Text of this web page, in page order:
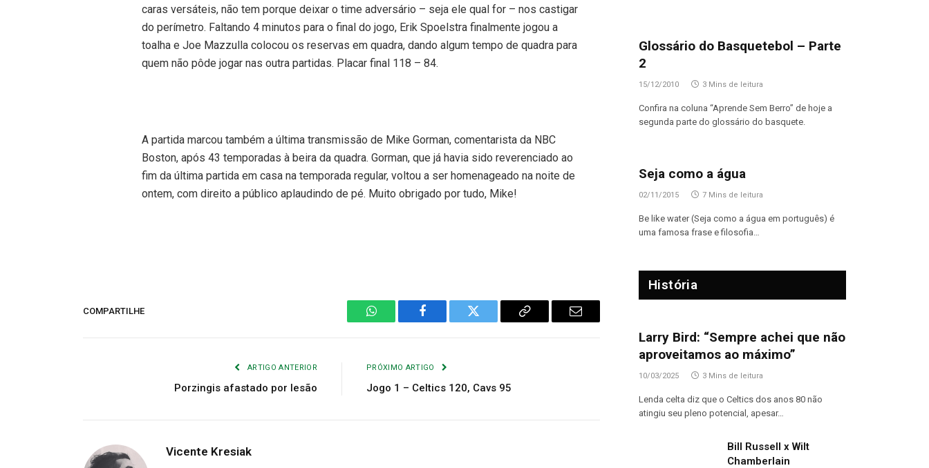
caras versáteis, não tem porque deixar o time adversário – seja ele qual for – nos castigar
do perímetro. Faltando 4 minutos para o final do jogo, Erik Spoelstra finalmente jogou a
toalha e Joe Mazzulla colocou os reservas em quadra, dando algum tempo de quadra para
quem não pôde jogar nas outra partidas. Placar final 118 – 84.
A partida marcou também a última transmissão de Mike Gorman, comentarista da NBC
Boston, após 43 temporadas à beira da quadra. Gorman, que já havia sido reverenciado ao
fim da última partida em casa na temporada regular, voltou a ser homenageado na noite de
ontem, com direito a público aplaudindo de pé. Muito obrigado por tudo, Mike!
COMPARTILHE
WhatsAppFacebook Twitter
Copiar
E-
ARTIGO ANTERIOR
Porzingis afastado por lesão
PRÓXIMO ARTIGO
Jogo 1 – Celtics 120, Cavs 95
Vicente Kresiak
Glossário do Basquetebol – Parte
2
15/12/2010 3 Mins de leitura
Confira na coluna “Aprende Sem Berro” de hoje a
segunda parte do glossário do basquete.
Seja como a água
02/11/2015 7 Mins de leitura
Be like water (Seja como a água em português) é
uma famosa frase e filosofia…
História
Larry Bird: “Sempre achei que não
aproveitamos ao máximo”
10/03/2025 3 Mins de leitura
Lenda celta diz que o Celtics dos anos 80 não
atingiu seu pleno potencial, apesar…
Bill Russell x Wilt
Chamberlain